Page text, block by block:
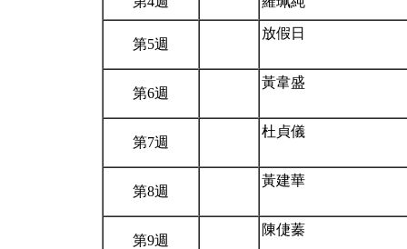
第5週
放假日
第6週
黃韋盛
第7週
杜貞儀
第8週
黃建華
第9週
陳倢蓁